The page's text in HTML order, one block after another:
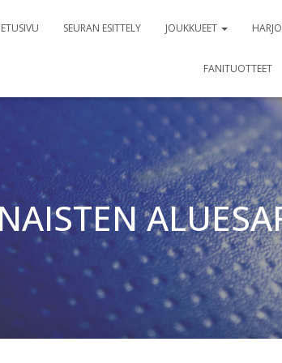
ETUSIVU SEURAN ESITTELY JOUKKUEET
FANITUOTTEET